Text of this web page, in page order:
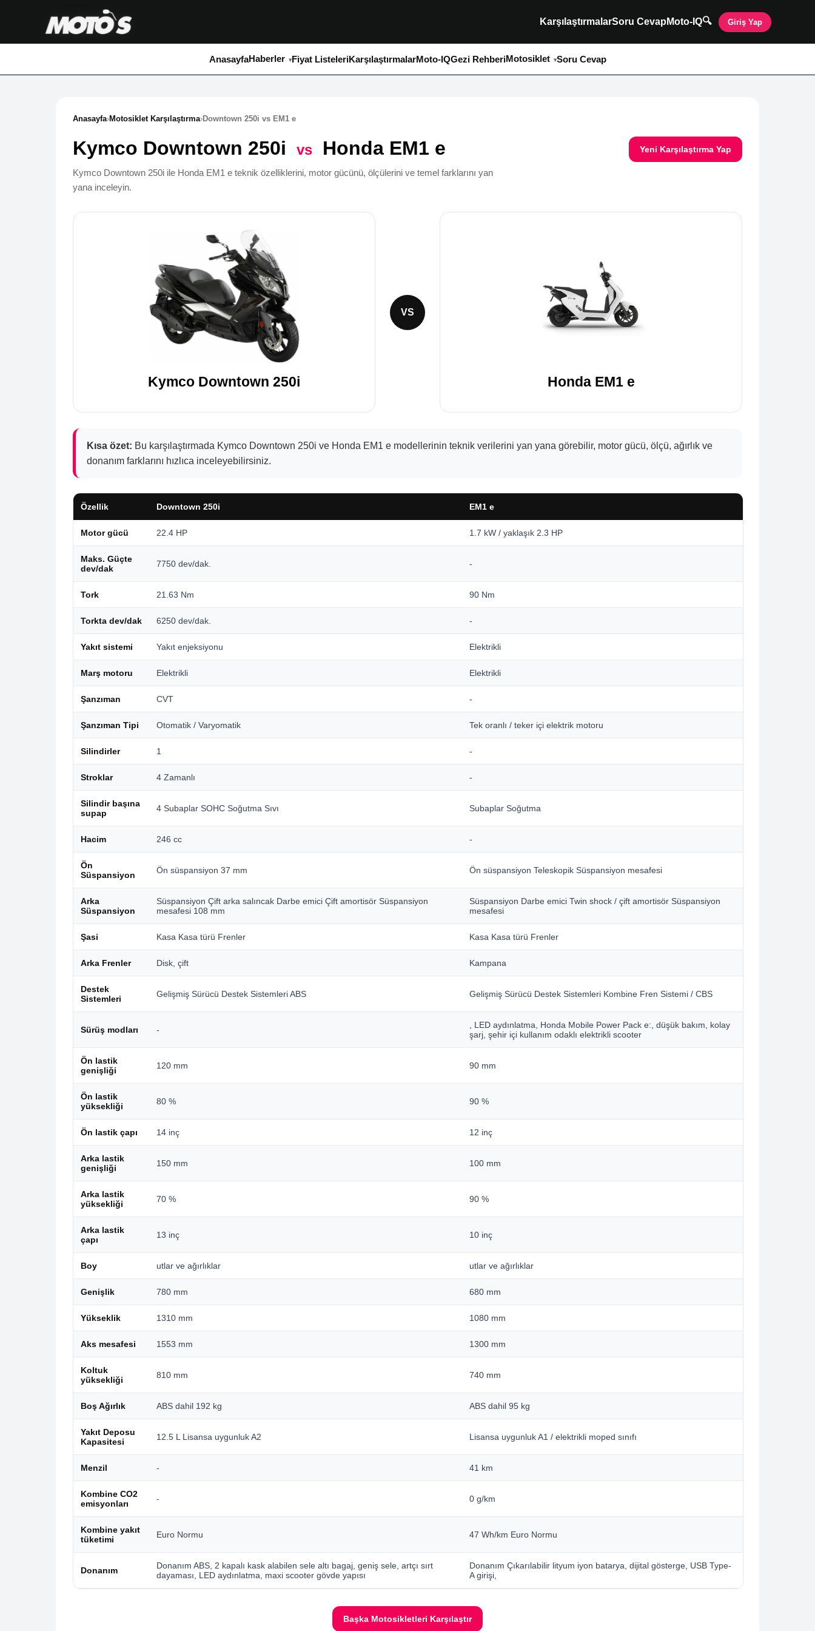
KarşılaştırmalarSoru Cevap Moto-IQ🔍 Giriş Yap
AnasayfaHaberler Fiyat ListeleriKarşılaştırmalarMoto-IQGezi RehberiMotosiklet Soru Cevap
Anasayfa›Motosiklet Karşılaştırma›Downtown 250i vs EM1 e
Kymco Downtown 250i vs Honda EM1 e
Kymco Downtown 250i ile Honda EM1 e teknik özelliklerini, motor gücünü, ölçülerini ve temel farklarını yan
yana inceleyin.
Yeni Karşılaştırma Yap
Kymco Downtown 250i
VS
Honda EM1 e
Kısa özet: Bu karşılaştırmada Kymco Downtown 250i ve Honda EM1 e modellerinin teknik verilerini yan yana görebilir, motor gücü, ölçü, ağırlık ve
donanım farklarını hızlıca inceleyebilirsiniz.
Özellik Downtown 250i EM1 e
Motor gücü 22.4 HP 1.7 kW / yaklaşık 2.3 HP
Maks. Güçte
dev/dak
7750 dev/dak. -
Tork 21.63 Nm 90 Nm
Torkta dev/dak 6250 dev/dak. -
Yakıt sistemi Yakıt enjeksiyonu Elektrikli
Marş motoru Elektrikli Elektrikli
Şanzıman CVT -
Şanzıman Tipi Otomatik / Varyomatik Tek oranlı / teker içi elektrik motoru
Silindirler 1 -
Stroklar 4 Zamanlı -
Silindir başına
supap
4 Subaplar SOHC Soğutma Sıvı Subaplar Soğutma
Hacim 246 cc -
Ön
Süspansiyon
Ön süspansiyon 37 mm Ön süspansiyon Teleskopik Süspansiyon mesafesi
Arka
Süspansiyon
Süspansiyon Çift arka salıncak Darbe emici Çift amortisör Süspansiyon
mesafesi 108 mm
Süspansiyon Darbe emici Twin shock / çift amortisör Süspansiyon
mesafesi
Şasi Kasa Kasa türü Frenler Kasa Kasa türü Frenler
Arka Frenler Disk, çift Kampana
Destek
Sistemleri
Gelişmiş Sürücü Destek Sistemleri ABS Gelişmiş Sürücü Destek Sistemleri Kombine Fren Sistemi / CBS
Sürüş modları -
, LED aydınlatma, Honda Mobile Power Pack e:, düşük bakım, kolay
şarj, şehir içi kullanım odaklı elektrikli scooter
Ön lastik
genişliği
120 mm 90 mm
Ön lastik
yüksekliği
80 % 90 %
Ön lastik çapı 14 inç 12 inç
Arka lastik
genişliği
150 mm 100 mm
Arka lastik
yüksekliği
70 % 90 %
Arka lastik
çapı
13 inç 10 inç
Boy utlar ve ağırlıklar utlar ve ağırlıklar
Genişlik 780 mm 680 mm
Yükseklik 1310 mm 1080 mm
Aks mesafesi 1553 mm 1300 mm
Koltuk
yüksekliği
810 mm 740 mm
Boş Ağırlık ABS dahil 192 kg ABS dahil 95 kg
Yakıt Deposu
Kapasitesi
12.5 L Lisansa uygunluk A2 Lisansa uygunluk A1 / elektrikli moped sınıfı
Menzil - 41 km
Kombine CO2
emisyonları
- 0 g/km
Kombine yakıt
tüketimi
Euro Normu 47 Wh/km Euro Normu
Donanım
Donanım ABS, 2 kapalı kask alabilen sele altı bagaj, geniş sele, artçı sırt
dayaması, LED aydınlatma, maxi scooter gövde yapısı
Donanım Çıkarılabilir lityum iyon batarya, dijital gösterge, USB Type-
A girişi,
Başka Motosikletleri Karşılaştır